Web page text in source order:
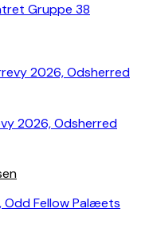
Gruppe 38
2026, Odsherred